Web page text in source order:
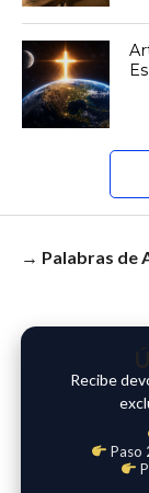
→ Palabras de
Recibe
Paso